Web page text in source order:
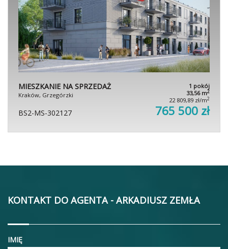
MIESZKANIE NA SPRZEDAŻ
Kraków, Grzegórzki
1 pokój
33,56 m2
22 809,89 zł/m2
BS2-MS-302127 765 500 zł
KONTAKT DO AGENTA - ARKADIUSZ ZEMŁA
IMIĘ